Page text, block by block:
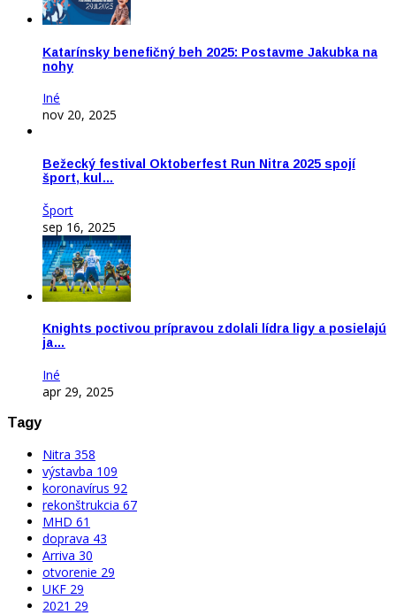
Katarínsky benefičný beh 2025: Postavme Jakubka na
nohy
Iné
nov 20, 2025
Bežecký festival Oktoberfest Run Nitra 2025 spojí
šport, kul…
Šport
sep 16, 2025
Knights poctivou prípravou zdolali lídra ligy a posielajú
ja…
Iné
apr 29, 2025
Tagy
Nitra 358
výstavba 109
koronavírus 92
rekonštrukcia 67
MHD 61
doprava 43
Arriva 30
otvorenie 29
UKF 29
2021 29